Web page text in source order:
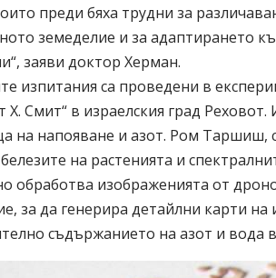
преди бяха трудни за
земеделие и за адаптирането
заяви доктор Херман.
изпитания са проведени в
Х. Смит“ в израелския град
на напояване и азот. Ром Таршиш,
на растенията и
обработва изображенията от
за да генерира детайлни карти
съдържанието на азот и вода в